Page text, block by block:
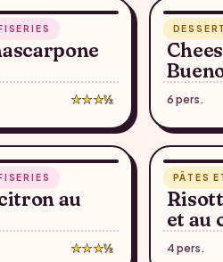
★★★½ 6 pers.
au
★★★½
PÂTES
et au
4 pers.